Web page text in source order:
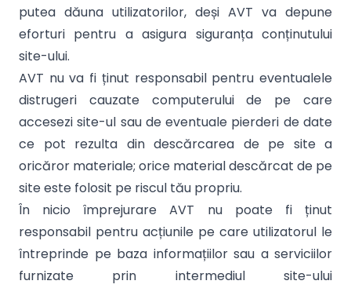
putea dăuna utilizatorilor, deși AVT va depune
eforturi pentru a asigura siguranța conținutului
site-ului.
AVT nu va fi ținut responsabil pentru eventualele
distrugeri cauzate computerului de pe care
accesezi site-ul sau de eventuale pierderi de date
ce pot rezulta din descărcarea de pe site a
oricăror materiale; orice material descărcat de pe
site este folosit pe riscul tău propriu.
În nicio împrejurare AVT nu poate fi ținut
responsabil pentru acțiunile pe care utilizatorul le
întreprinde pe baza informațiilor sau a serviciilor
furnizate prin intermediul site-ului